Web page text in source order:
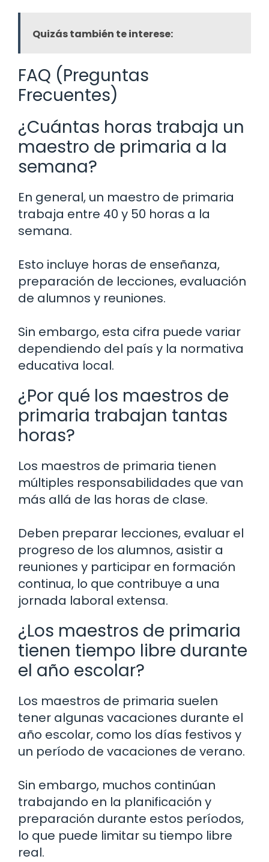
Quizás también te interese:
FAQ (Preguntas
Frecuentes)
¿Cuántas horas trabaja un
maestro de primaria a la
semana?
En general, un maestro de primaria
trabaja entre 40 y 50 horas a la
semana.
Esto incluye horas de enseñanza,
preparación de lecciones, evaluación
de alumnos y reuniones.
Sin embargo, esta cifra puede variar
dependiendo del país y la normativa
educativa local.
¿Por qué los maestros de
primaria trabajan tantas
horas?
Los maestros de primaria tienen
múltiples responsabilidades que van
más allá de las horas de clase.
Deben preparar lecciones, evaluar el
progreso de los alumnos, asistir a
reuniones y participar en formación
continua, lo que contribuye a una
jornada laboral extensa.
¿Los maestros de primaria
tienen tiempo libre durante
el año escolar?
Los maestros de primaria suelen
tener algunas vacaciones durante el
año escolar, como los días festivos y
un período de vacaciones de verano.
Sin embargo, muchos continúan
trabajando en la planificación y
preparación durante estos períodos,
lo que puede limitar su tiempo libre
real.